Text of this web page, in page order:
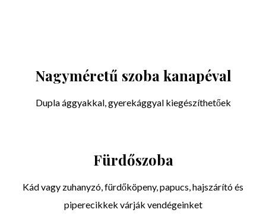
Nagyméretű szoba kanapéval
Dupla ággyakkal, gyerekággyal kiegészíthetőek
Fürdőszoba
Kád vagy zuhanyzó, fürdőköpeny, papucs, hajszárító és
piperecikkek várják vendégeinket